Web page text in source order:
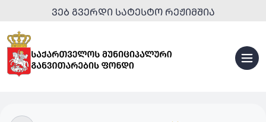
ᲕᲔᲑ ᲒᲕᲔᲠᲓᲘ ᲡᲐᲢᲔᲡᲢᲝ ᲠᲔᲟᲘᲛᲨᲘᲐ